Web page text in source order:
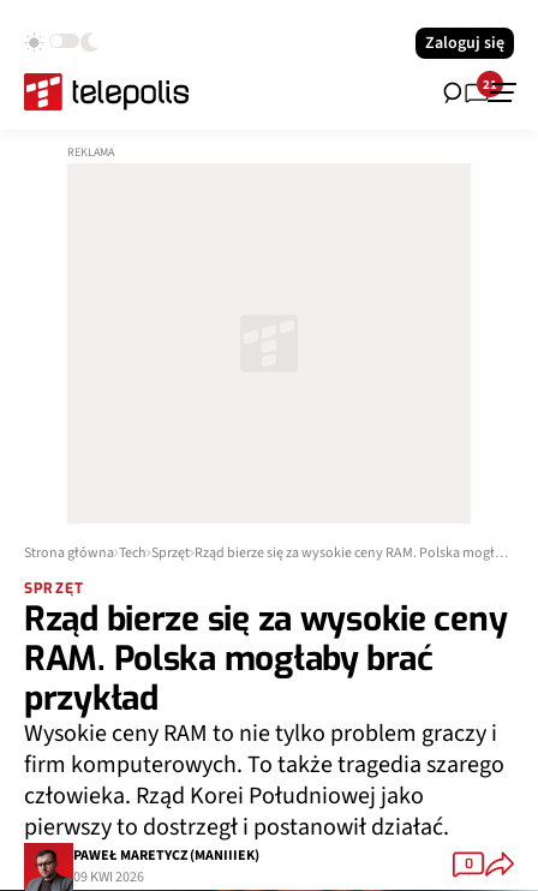
Zaloguj się
21
Strona główna Tech Sprzęt
SPRZĘT
Rząd bierze się za wysokie ceny
RAM. Polska mogłaby brać
przykład
Wysokie ceny RAM to nie tylko problem graczy i
firm komputerowych. To także tragedia szarego
człowieka. Rząd Korei Południowej jako
pierwszy to dostrzegł i postanowił działać.
PAWEŁ MARETYCZ (MANIIIEK)
09 KWI 2026
0